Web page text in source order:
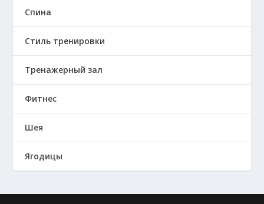
Спина
Стиль тренировки
Тренажерный зал
Фитнес
Шея
Ягодицы